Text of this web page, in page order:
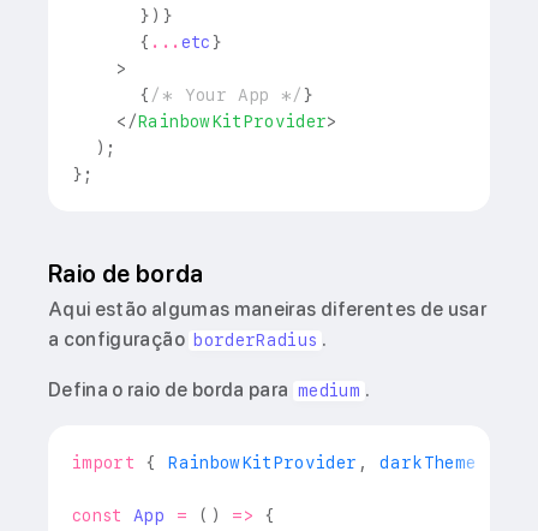
} ) }
{ ... etc }
>
{ /* Your App */ }
</RainbowKitProvider>
) ;
} ;
Raio de borda
Aqui estão algumas maneiras diferentes de usar
a configuração borderRadius .
Defina o raio de borda para medium .
import { RainbowKitProvider , darkTheme
const App = ( ) =>
{